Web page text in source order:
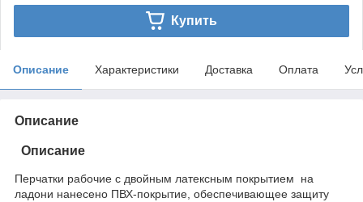
Купить
Описание Характеристики Доставка Оплата
Описание
Описание
Перчатки рабочие с двойным латексным покрытием на
ладони нанесено ПВХ-покрытие, обеспечивающее защиту